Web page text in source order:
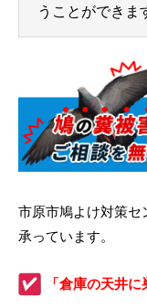
うことができま
市原市鳩よけ対策セ
承っています。
「倉庫の天井